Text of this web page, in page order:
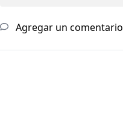
Agregar un comentario